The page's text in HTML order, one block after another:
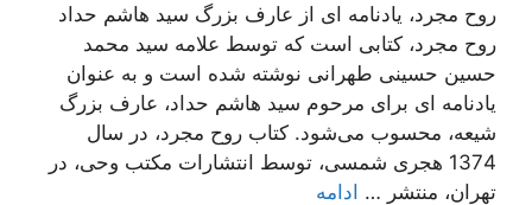
روح مجرد، یادنامه ای از عارف بزرگ سید هاشم حداد
روح مجرد، کتابی است که توسط علامه سید محمد
حسین حسینی طهرانی نوشته شده است و به عنوان
یادنامه ای برای مرحوم سید هاشم حداد، عارف بزرگ
شیعه، محسوب می‌شود. کتاب روح مجرد، در سال
1374 هجری شمسی، توسط انتشارات مکتب وحی، در
تهران، منتشر … ادامه